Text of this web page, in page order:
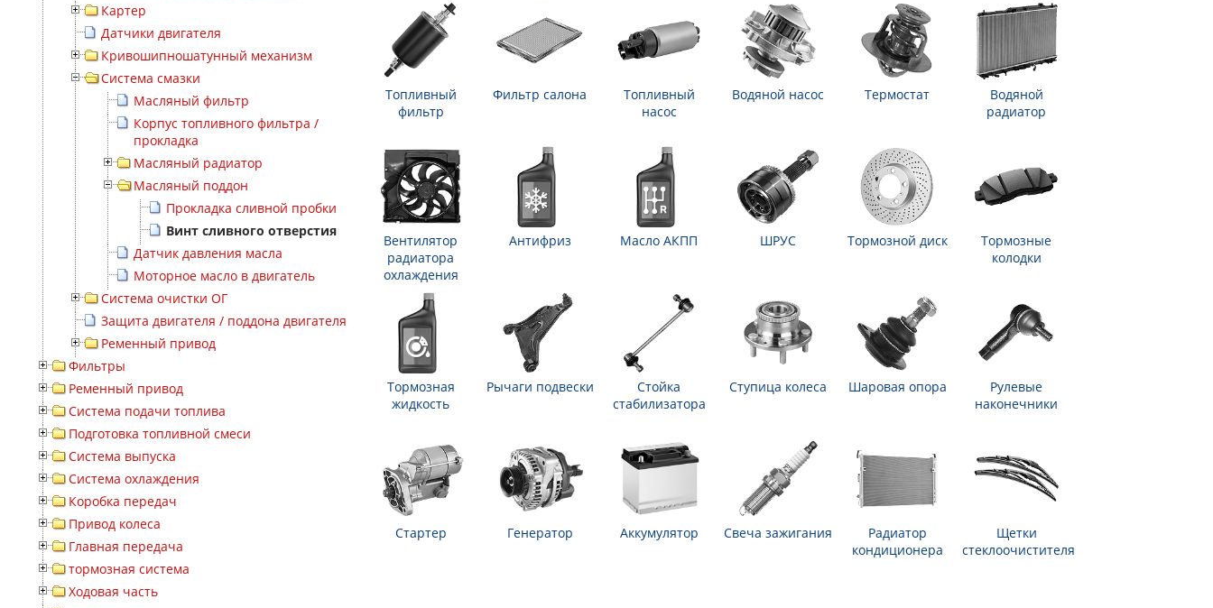
Картер
Датчики двигателя
Кривошипношатунный механизм
Система смазки
Масляный фильтр
Корпус топливного фильтра /
прокладка
Масляный радиатор
Масляный поддон
Прокладка сливной пробки
Винт сливного отверстия
Датчик давления масла
Моторное масло в двигатель
Система очистки ОГ
Защита двигателя / поддона двигателя
Ременный привод
Фильтры
Ременный привод
Система подачи топлива
Подготовка топливной смеси
Система выпуска
Система охлаждения
Коробка передач
Привод колеса
Главная передача
тормозная система
Ходовая часть
Топливный
фильтр
Фильтр салона
Топливный
насос
Водяной насос Термостат
Водяной
радиатор
Вентилятор
радиатора
охлаждения
Антифриз Масло АКПП ШРУС Тормозной диск
Тормозные
колодки
Тормозная
жидкость
Рычаги подвески
Стойка
стабилизатора
Ступица колеса Шаровая опора
Рулевые
наконечники
Стартер Генератор Аккумулятор Свеча зажигания
Радиатор
кондиционера
Щетки
стеклоочистителя